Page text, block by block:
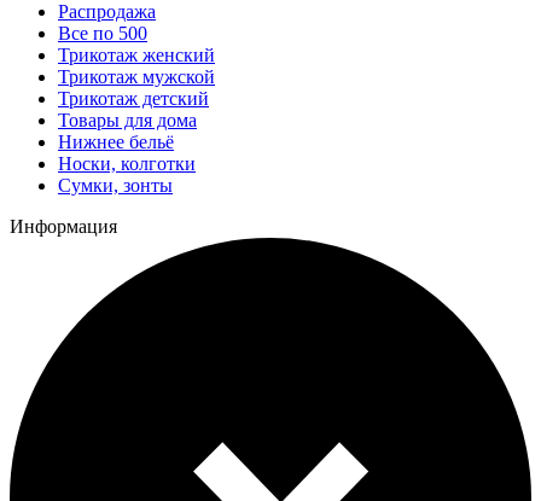
Распродажа
Все по 500
Трикотаж женский
Трикотаж мужской
Трикотаж детский
Товары для дома
Нижнее бельё
Носки, колготки
Сумки, зонты
Информация